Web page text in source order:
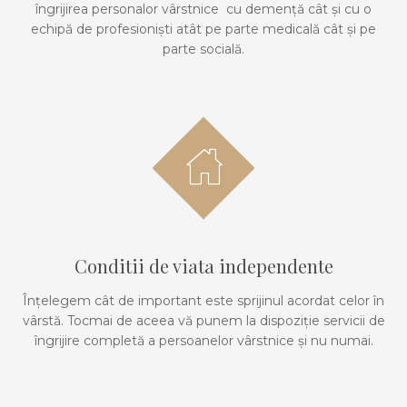
îngrijirea personalor vârstnice cu demență cât și cu o
echipă de profesioniști atât pe parte medicală cât și pe
parte socială.
Conditii de viata independente
Înțelegem cât de important este sprijinul acordat celor în
vârstă. Tocmai de aceea vă punem la dispoziție servicii de
îngrijire completă a persoanelor vârstnice și nu numai.